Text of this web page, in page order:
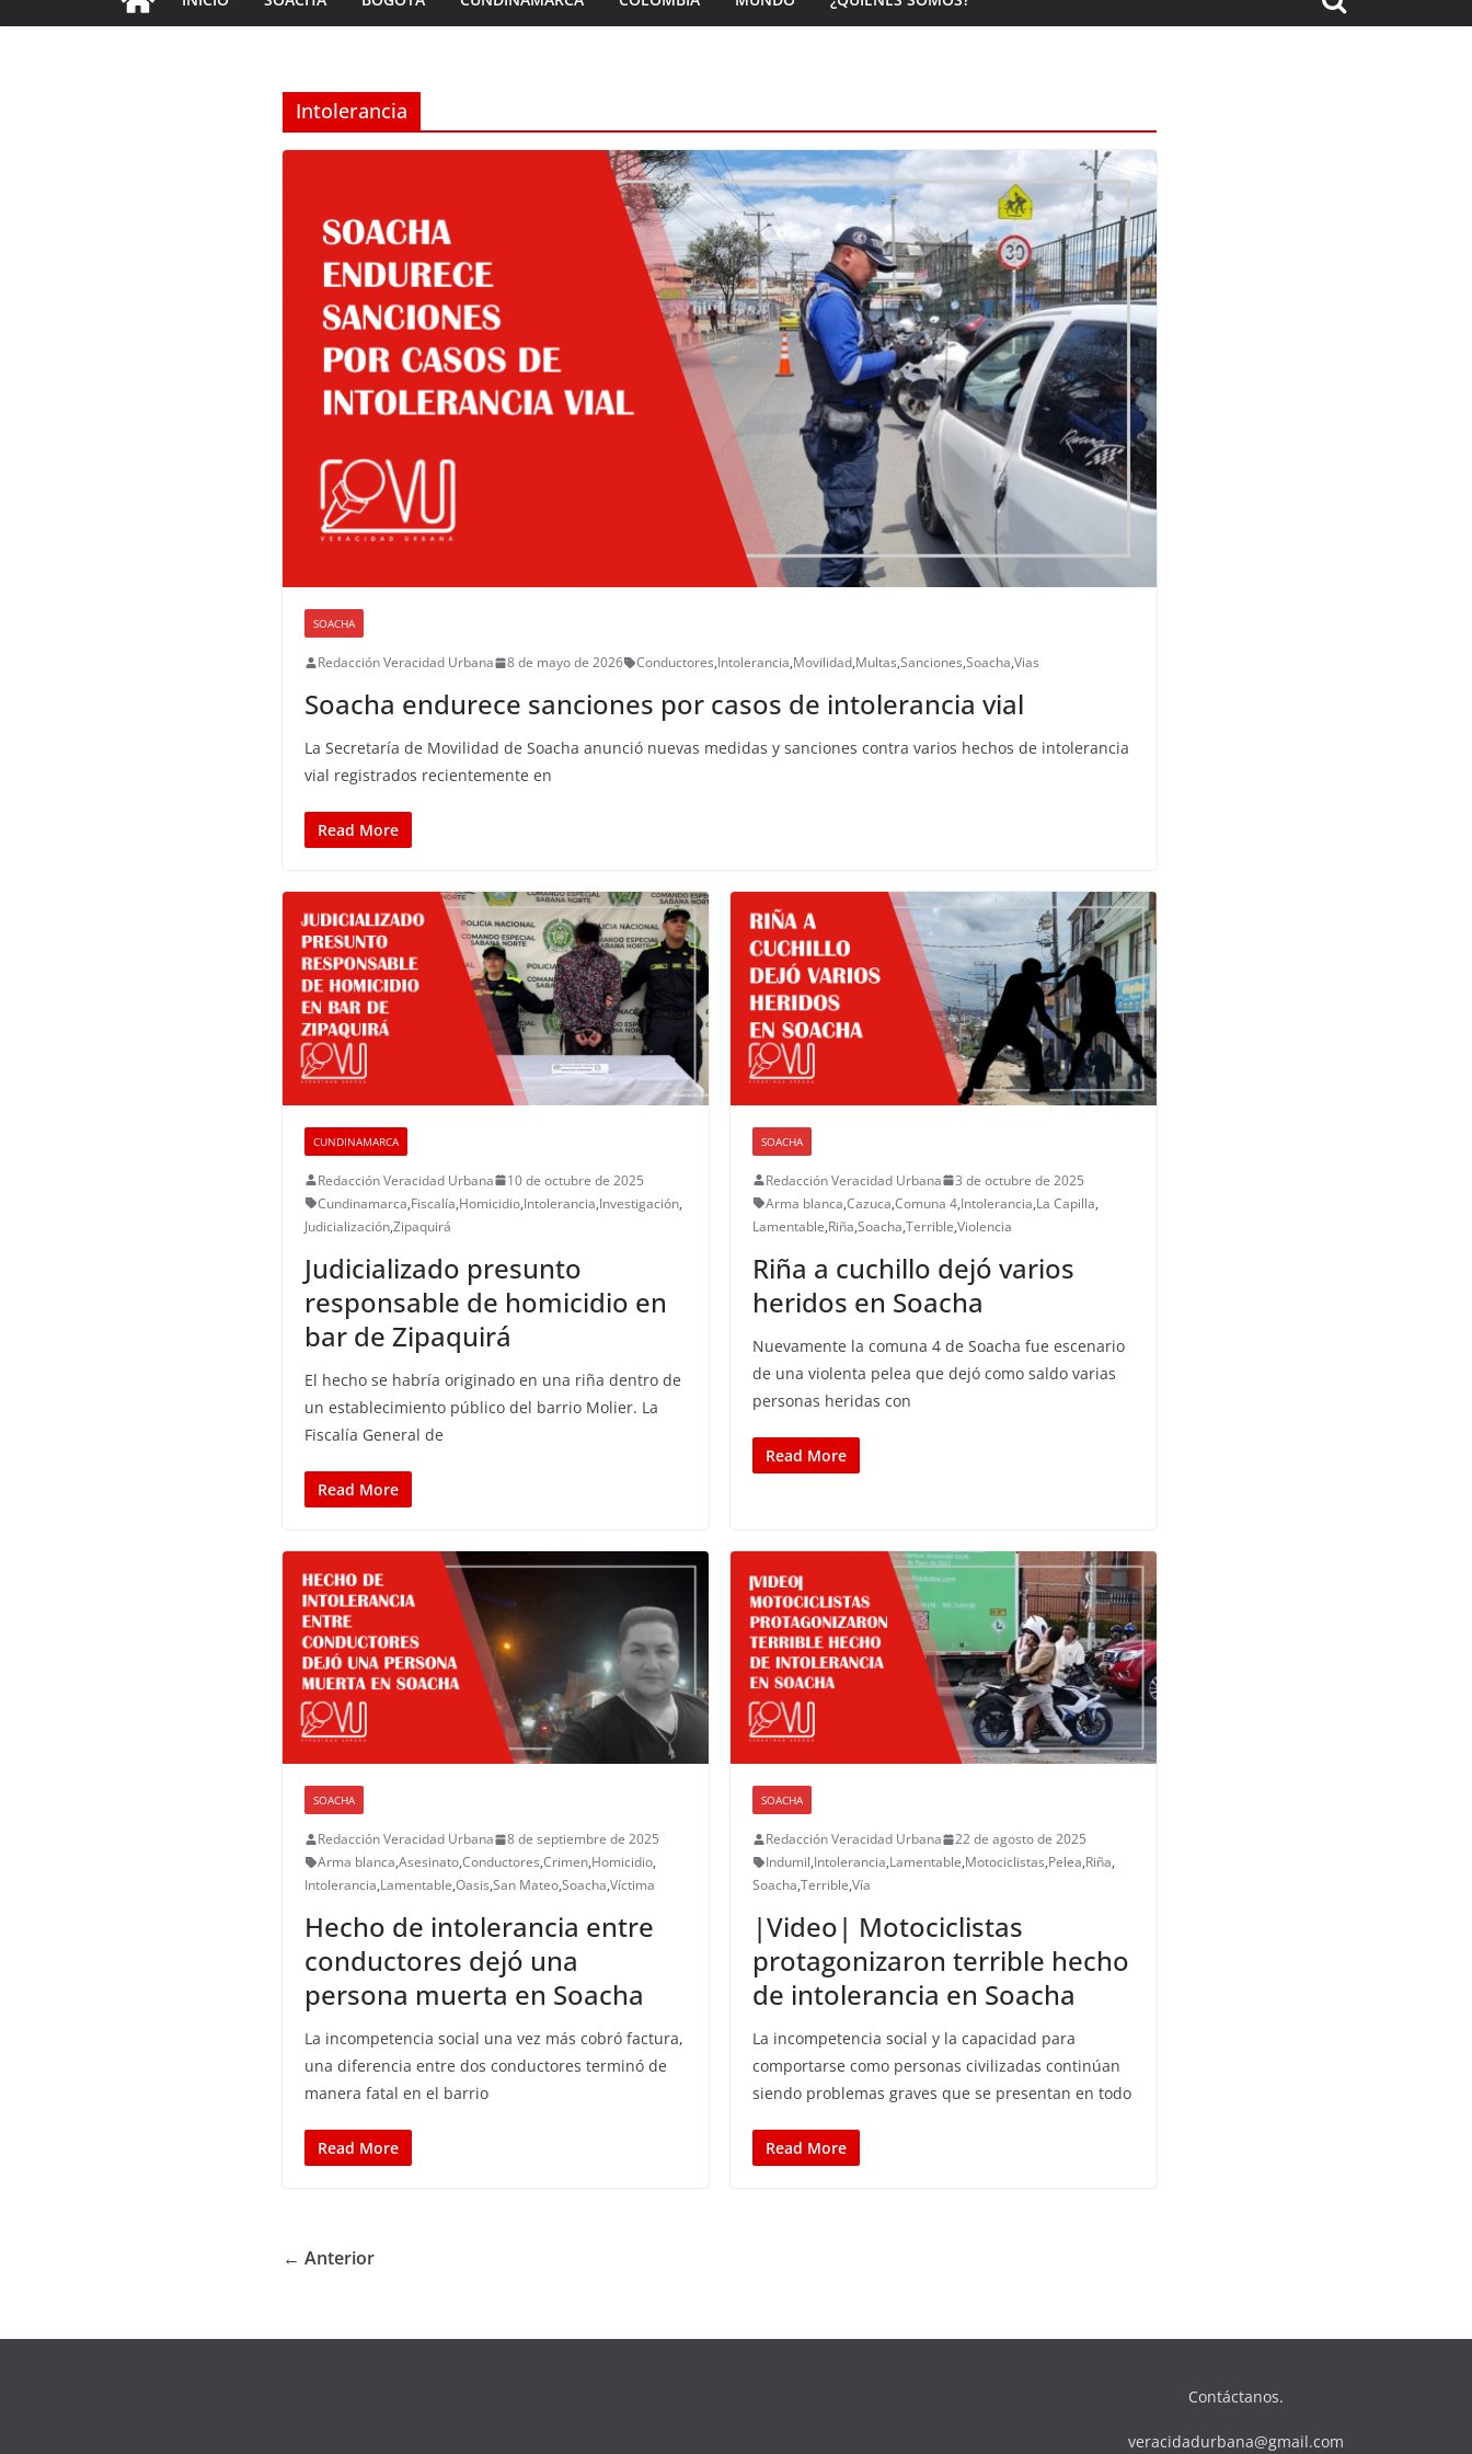
Intolerancia
SOACHA
Redacción Veracidad Urbana 8 de mayo de 2026 Conductores,Intolerancia,Movilidad,Multas,Sanciones,Soacha,Vias
Soacha endurece sanciones por casos de intolerancia vial
La Secretaría de Movilidad de Soacha anunció nuevas medidas y sanciones contra varios hechos de intolerancia
vial registrados recientemente en
Read More
CUNDINAMARCA
Redacción Veracidad Urbana
10 de octubre de 2025
Cundinamarca,Fiscalía,Homicidio,Intolerancia,Investigación,
Judicialización,Zipaquirá
Judicializado presunto
responsable de homicidio en
bar de Zipaquirá
El hecho se habría originado en una riña dentro de
un establecimiento público del barrio Molier. La
Fiscalía General de
Read More
SOACHA
Redacción Veracidad Urbana
3 de octubre de 2025
Arma blanca,Cazuca,Comuna 4,Intolerancia,La Capilla,
Lamentable,Riña,Soacha,Terrible,Violencia
Riña a cuchillo dejó varios
heridos en Soacha
Nuevamente la comuna 4 de Soacha fue escenario
de una violenta pelea que dejó como saldo varias
personas heridas con
Read More
SOACHA
Redacción Veracidad Urbana
8 de septiembre de 2025
Arma blanca,Asesinato,Conductores,Crimen,Homicidio,
Intolerancia,Lamentable,Oasis,San Mateo,Soacha,Víctima
Hecho de intolerancia entre
conductores dejó una
persona muerta en Soacha
La incompetencia social una vez más cobró factura,
una diferencia entre dos conductores terminó de
manera fatal en el barrio
Read More
SOACHA
Redacción Veracidad Urbana
22 de agosto de 2025
Indumil,Intolerancia,Lamentable,Motociclistas,Pelea,Riña,
Soacha,Terrible,Vía
|Video| Motociclistas
protagonizaron terrible hecho
de intolerancia en Soacha
La incompetencia social y la capacidad para
comportarse como personas civilizadas continúan
siendo problemas graves que se presentan en todo
Read More
← Anterior
Contáctanos.
veracidadurbana@gmail.com